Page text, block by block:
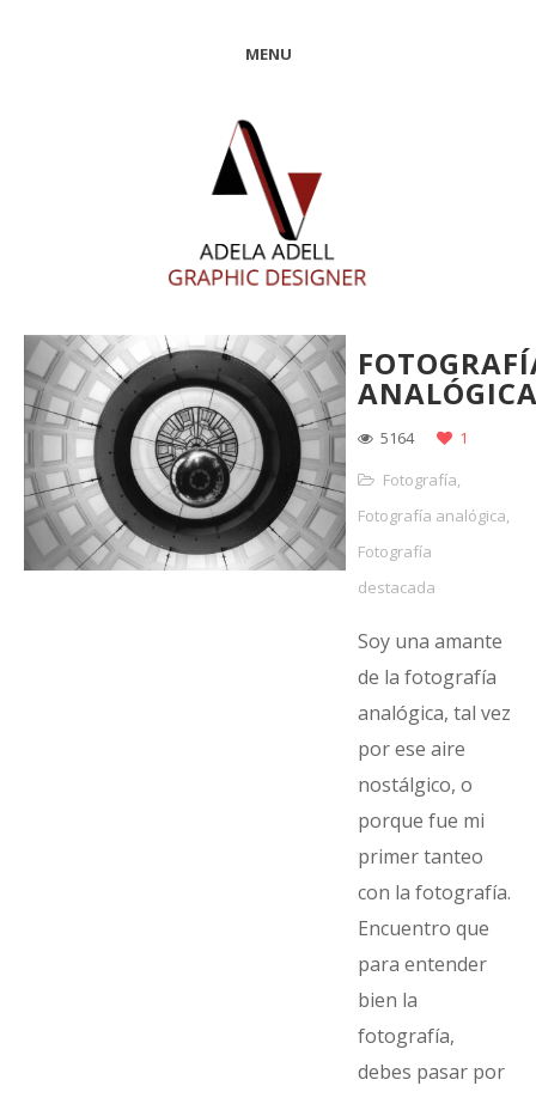
MENU
5164
1
Fotografía,
Fotografía analógica,
Fotografía
destacada
Soy una amante
de la fotografía
analógica, tal vez
por ese aire
nostálgico, o
porque fue mi
primer tanteo
con la fotografía.
Encuentro que
para entender
bien la
fotografía,
debes pasar por